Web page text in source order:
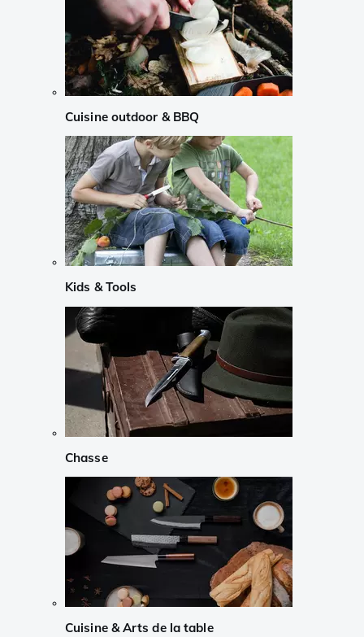
Cuisine outdoor & BBQ
Kids & Tools
Chasse
Cuisine & Arts de la table